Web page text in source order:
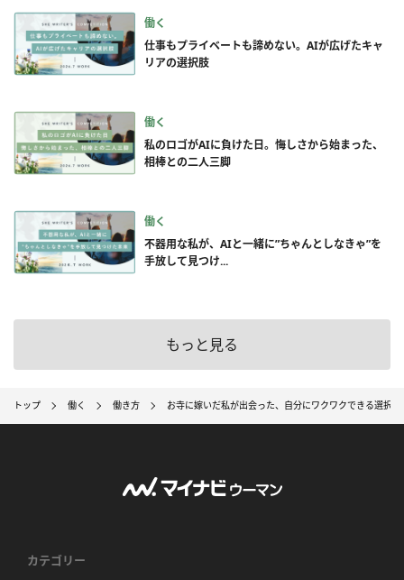
働く
仕事もプライベートも諦めない。AIが広げたキャ
リアの選択肢
働く
私のロゴがAIに負けた日。悔しさから始まった、
相棒との二人三脚
働く
不器用な私が、AIと一緒に”ちゃんとしなきゃ”を
手放して見つけ...
もっと見る
トップ 働く 働き方 お寺に嫁いだ私が出会った、自分にワクワクできる選択肢
カテゴリー